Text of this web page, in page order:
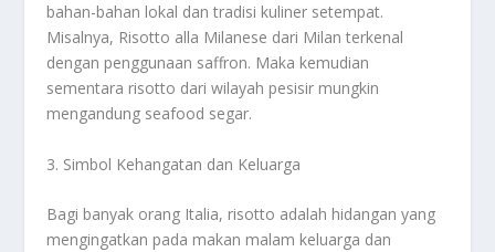
bahan-bahan lokal dan tradisi kuliner setempat.
Misalnya, Risotto alla Milanese dari Milan terkenal
dengan penggunaan saffron. Maka kemudian
sementara risotto dari wilayah pesisir mungkin
mengandung seafood segar.
3. Simbol Kehangatan dan Keluarga
Bagi banyak orang Italia, risotto adalah hidangan yang
mengingatkan pada makan malam keluarga dan